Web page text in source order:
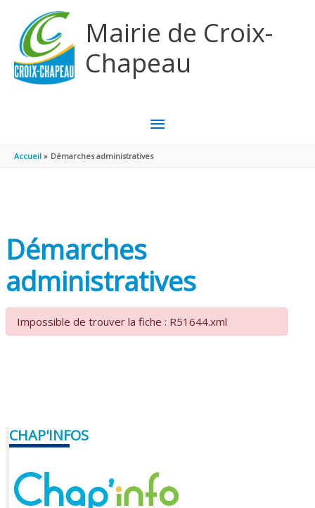
Mairie de Croix-
Chapeau
MENU
PRINCIPAL
Accueil Démarches administratives
Démarches
administratives
Impossible de trouver la fiche : R51644.xml
CHAP'INFOS